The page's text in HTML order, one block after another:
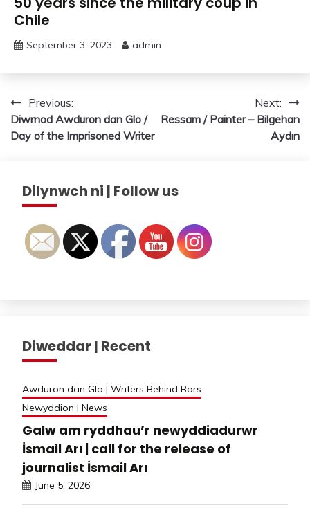
Chile
September 3, 2023 admin
Post
navigation
Previous:
Diwrnod Awduron dan Glo /
Day of the Imprisoned Writer
Next:
Ressam / Painter – Bilgehan
Aydın
Dilynwch ni | Follow us
Diweddar | Recent
Awduron dan Glo | Writers Behind Bars
Newyddion | News
Galw am ryddhau’r newyddiadurwr
İsmail Arı | call for the release of
journalist İsmail Arı
June 5, 2026